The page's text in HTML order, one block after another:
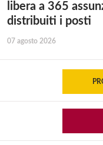
libera a 365
distribuiti i posti
07 agosto 2026